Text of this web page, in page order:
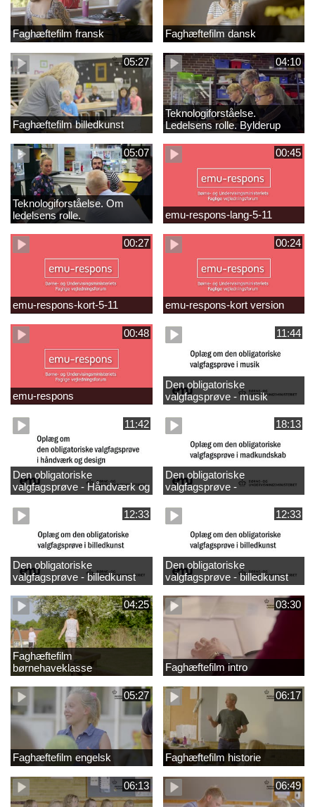
Faghæftefilm fransk Faghæftefilm dansk
05:27
Faghæftefilm billedkunst
04:10
Teknologiforståelse.
Ledelsens rolle. Bylderup
Skole
05:07
Teknologiforståelse. Om
ledelsens rolle.
Sofiendalskolen
00:45
emu-respons-lang-5-11
00:27
emu-respons-kort-5-11
00:24
emu-respons-kort version
00:48
emu-respons
11:44
Den obligatoriske
valgfagsprøve - musik
11:42
Den obligatoriske
valgfagsprøve - Håndværk og
design
18:13
Den obligatoriske
valgfagsprøve -
madkundskab
12:33
Den obligatoriske
valgfagsprøve - billedkunst
større LK
12:33
Den obligatoriske
valgfagsprøve - billedkunst
04:25
Faghæftefilm
børnehaveklasse
03:30
Faghæftefilm intro
05:27
Faghæftefilm engelsk
06:17
Faghæftefilm historie
06:13 06:49